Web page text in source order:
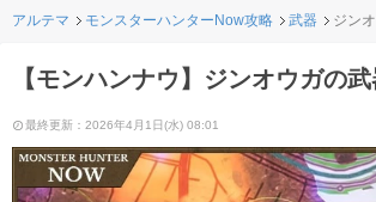
アルテマ モンスターハンターNow攻略 武器 ジン
【モンハンナウ】ジンオウガの
最終更新：2026年4月1日(水) 08:01